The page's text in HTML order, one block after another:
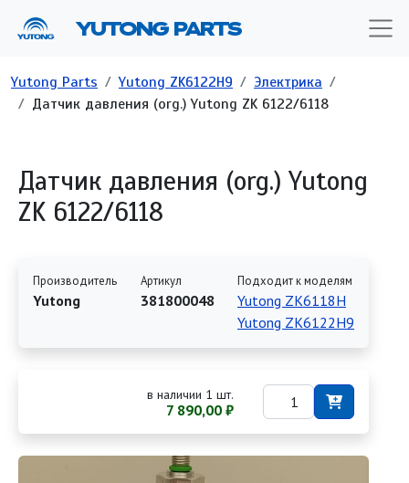
YUTONG PARTS
Строка навигации
Yutong Parts Yutong ZK6122H9
Электрика
Датчик давления (org.) Yutong ZK 6122/6118
Датчик давления (org.) Yutong
ZK 6122/6118
Производитель
Yutong
Артикул
381800048
Подходит к моделям
Yutong ZK6118H
Yutong ZK6122H9
в наличии 1 шт.
7 890,00 ₽